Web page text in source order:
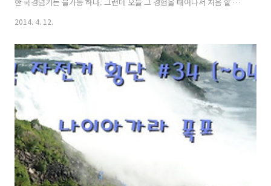
있게 됐다. 머리에 털나고 외국에 가본경험이 미국과 뉴질랜드 2개국인
하다. 자전거를 타고 국경을 넘어간다는 생각에 기분 좋게 일어났다. 어
제는 비가 왔는데 새파란 하늘을 보니 내 마음도 밝게 개이는 듯 하다. 다
른 나라를 방문한다는게 설레이기도 하지만 입국 심사때 혹시나 질문에
잘못 답변하지는 않을지 버벅거리거나 떨지는 않을지등 긴장하게 된다.
있는 그대로 잘 대처하면 크게 문제 되지는 않을 것 같다. "떠나기 전..
2014. 4. 12.